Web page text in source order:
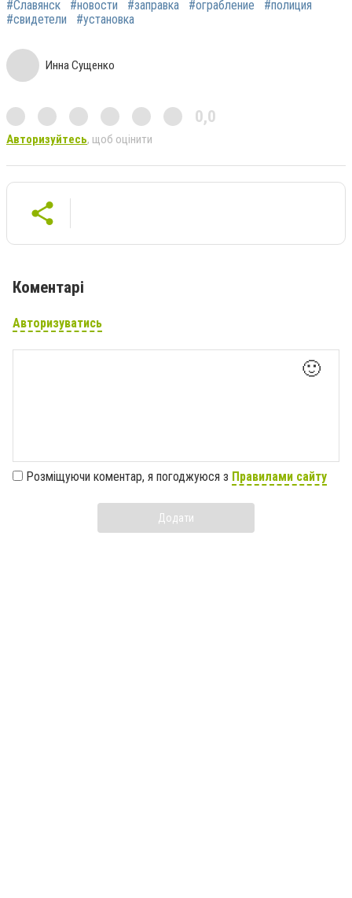
#Славянск #новости #заправка #ограбление
#полиция
#свидетели
#установка
Инна Сущенко
0,0
Авторизуйтесь, щоб оцінити
Коментарі
Авторизуватись
🙂
Розміщуючи коментар, я погоджуюся з Правилами сайту
Додати